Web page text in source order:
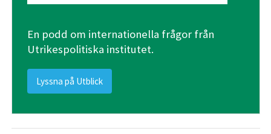
En podd om internationella frågor från
Utrikespolitiska institutet.
Lyssna på Utblick